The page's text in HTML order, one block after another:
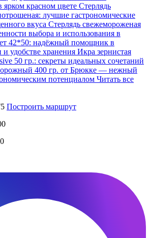
ярком красном цвете Стерлядь
лучшие гастрономические
вкуса Стерлядь свежемороженая
выбора и использования в
42*50: надёжный помощник в
удобстве хранения Икра зернистая
50 гр.: секреты идеальных сочетаний
400 гр. от Брюкке — нежный
потенциалом Читать все
Построить маршрут